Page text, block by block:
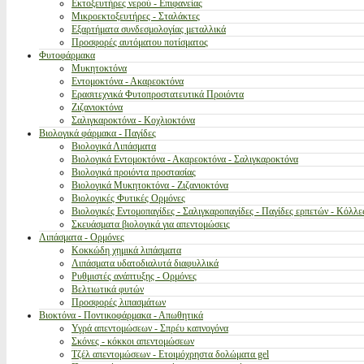
Εκτοξευτήρες νερού - Επιφανείας
Μικροεκτοξευτήρες - Σταλάκτες
Εξαρτήματα συνδεσμολογίας μεταλλικά
Προσφορές αυτόματου ποτίσματος
Φυτοφάρμακα
Μυκητοκτόνα
Εντομοκτόνα - Ακαρεοκτόνα
Ερασιτεχνικά Φυτοπροστατευτικά Προιόντα
Ζιζανιοκτόνα
Σαλιγκαροκτόνα - Κοχλιοκτόνα
Βιολογικά φάρμακα - Παγίδες
Βιολογικά Λιπάσματα
Βιολογικά Εντομοκτόνα - Ακαρεοκτόνα - Σαλιγκαροκτόνα
Βιολογικά προιόντα προστασίας
Βιολογικά Μυκητοκτόνα - Ζιζανιοκτόνα
Βιολογικές Φυτικές Ορμόνες
Βιολογικές Εντομοπαγίδες - Σαλιγκαροπαγίδες - Παγίδες ερπετών -
Σκευάσματα βιολογικά για απεντομώσεις
Λιπάσματα - Ορμόνες
Κοκκώδη χημικά λιπάσματα
Λιπάσματα υδατοδιαλυτά διαφυλλικά
Ρυθμιστές ανάπτυξης - Ορμόνες
Βελτιωτικά φυτών
Προσφορές λιπασμάτων
Βιοκτόνα - Ποντικοφάρμακα - Απωθητικά
Υγρά απεντομώσεων - Σπρέυ καπνογόνα
Σκόνες - κόκκοι απεντομώσεων
Τζέλ απεντομώσεων - Ετοιμόχρηστα δολώματα gel